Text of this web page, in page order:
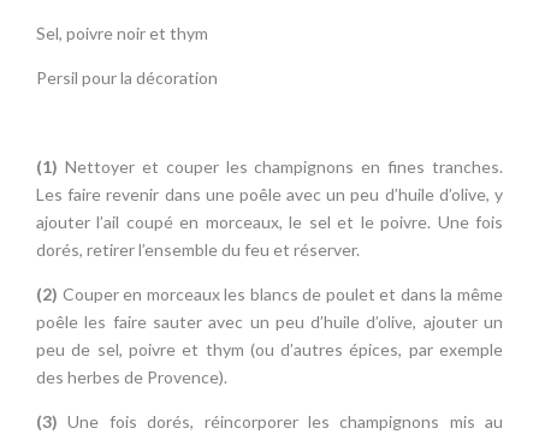
Sel, poivre noir et thym
Persil pour la décoration
(1) Nettoyer et couper les champignons en fines tranches.
Les faire revenir dans une poêle avec un peu d’huile d’olive, y
ajouter l’ail coupé en morceaux, le sel et le poivre. Une fois
dorés, retirer l’ensemble du feu et réserver.
(2) Couper en morceaux les blancs de poulet et dans la même
poêle les faire sauter avec un peu d’huile d’olive, ajouter un
peu de sel, poivre et thym (ou d’autres épices, par exemple
des herbes de Provence).
(3) Une fois dorés, réincorporer les champignons mis au